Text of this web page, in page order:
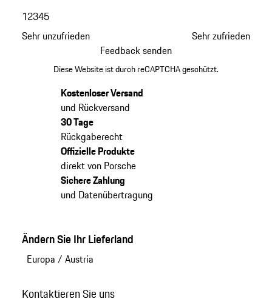
Sehr unzufrieden
12345
Sehr zufrieden
Feedback senden
Diese Website ist durch reCAPTCHA geschützt.
Kostenloser Versand
und Rückversand
30 Tage
Rückgaberecht
Offizielle Produkte
direkt von Porsche
Sichere Zahlung
und Datenübertragung
Ändern Sie Ihr Lieferland
Europa / Austria
Kontaktieren Sie uns